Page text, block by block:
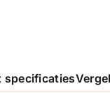
specificaties